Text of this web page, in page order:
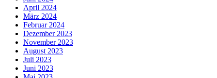
April 2024
März 2024
Februar 2024
Dezember 2023
November 2023
August 2023
Juli 2023
Juni 2023